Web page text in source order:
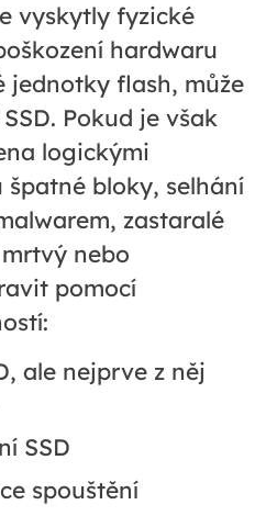
vyskytly fyzické
hardwaru
jednotky flash, může
Pokud je však
logickými
bloky, selhání
zastaralé
nebo
pomocí
ale nejprve z něj
SSD
spouštění